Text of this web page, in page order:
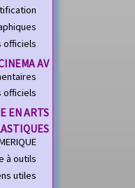
question 2 du
programme :
les fabrications
et la relation
entre l’objet et
l’espace
officiels
AV
officiels
EN ARTS
à outils
utiles